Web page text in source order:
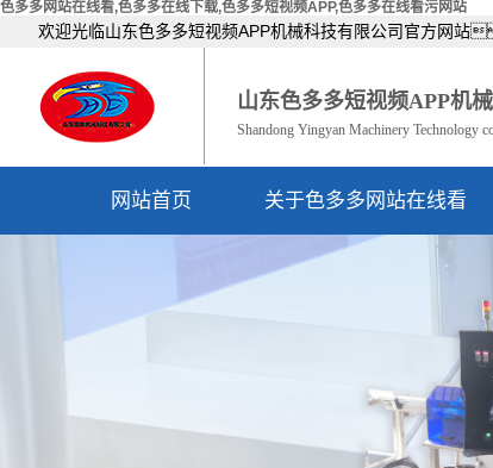
色多多网站在线看,色多多在线下载,色多多短视频APP,色多多在线看污网站
欢迎光临山东色多多短视频APP机械科技有限公司官方网站
山东色多多短视频APP机
Shandong Yingyan Machinery Technology
网站首页 关于色多多网站在线看
公司简介